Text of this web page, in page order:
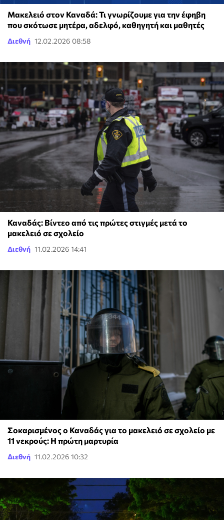
Μακελειό στον Καναδά: Τι γνωρίζουμε για την έφηβη
που σκότωσε μητέρα, αδελφό, καθηγητή και μαθητές
Διεθνή 12.02.2026 08:58
Καναδάς: Βίντεο από τις πρώτες στιγμές μετά το
μακελειό σε σχολείο
Διεθνή 11.02.2026 14:41
Σοκαρισμένος ο Καναδάς για το μακελειό σε σχολείο με
11 νεκρούς: Η πρώτη μαρτυρία
Διεθνή 11.02.2026 10:32